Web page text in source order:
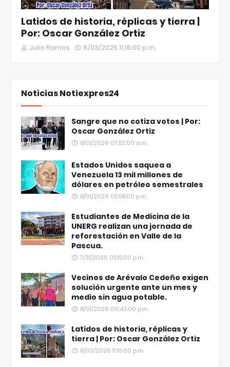
Latidos de historia, réplicas y tierra |
Por: Oscar González Ortiz
Julio Ramos 8/03/2026 11:16:00 p.m.
Noticias Notiexpres24
Sangre que no cotiza votos | Por:
Oscar González Ortiz
8/01/2026 07:52:00 a.m.
Estados Unidos saquea a
Venezuela 13 mil millones de
dólares en petróleo semestrales
8/01/2026 05:58:00 p.m.
Estudiantes de Medicina de la
UNERG realizan una jornada de
reforestación en Valle de la
Pascua.
7/31/2026 05:15:00 p.m.
Vecinos de Arévalo Cedeño exigen
solución urgente ante un mes y
medio sin agua potable.
8/01/2026 09:43:00 p.m.
Latidos de historia, réplicas y
tierra | Por: Oscar González Ortiz
8/03/2026 11:16:00 p.m.